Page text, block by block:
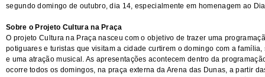
segundo domingo de outubro, dia 14, especialmente em homenagem ao
Sobre o Projeto Cultura na Praça
O projeto Cultura na Praça nasceu com o objetivo de trazer uma
potiguares e turistas que visitam a cidade curtirem o domingo com a
e uma atração musical. As apresentações acontecem dentro da
ocorre todos os domingos, na praça externa da Arena das Dunas, a partir